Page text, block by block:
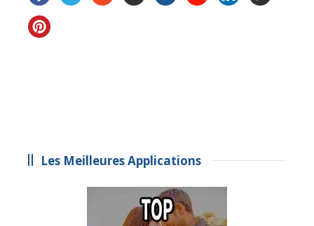
Les Meilleures Applications